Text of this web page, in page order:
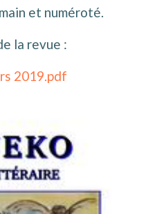
et numéroté.
la revue :
2019.pdf